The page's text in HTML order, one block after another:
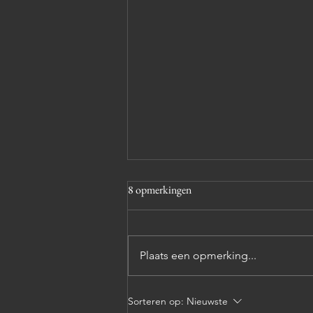
De meeste mensen deugen
8 opmerkingen
Plaats een opmerking...
Sorteren op: Nieuwste